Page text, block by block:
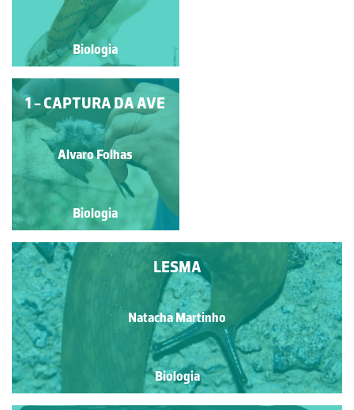
Biologia
Biologia
OSGA-COMUM
Natacha Martinho
Biologia
LESMA
Natacha Martinho
Biologia
1 - CAPTURA DA AVE
Alvaro Folhas
Biologia